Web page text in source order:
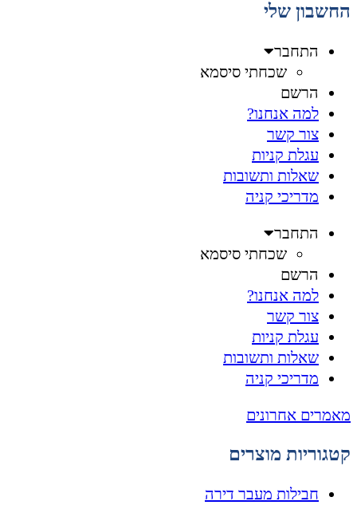
החשבון שלי
התחבר
שכחתי סיסמא
הרשם
למה אנחנו?
צור קשר
עגלת קניות
שאלות ותשובות
מדריכי קניה
התחבר
שכחתי סיסמא
הרשם
למה אנחנו?
צור קשר
עגלת קניות
שאלות ותשובות
מדריכי קניה
מאמרים אחרונים
קטגוריות מוצרים
חבילות מעבר דירה